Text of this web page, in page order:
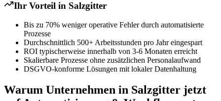
Ihr Vorteil in Salzgitter
Bis zu 70% weniger operative Fehler durch automatisierte
Prozesse
Durchschnittlich 500+ Arbeitsstunden pro Jahr eingespart
ROI typischerweise innerhalb von 3-6 Monaten erreicht
Skalierbare Prozesse ohne zusätzlichen Personalaufwand
DSGVO-konforme Lösungen mit lokaler Datenhaltung
Warum Unternehmen in Salzgitter jetzt